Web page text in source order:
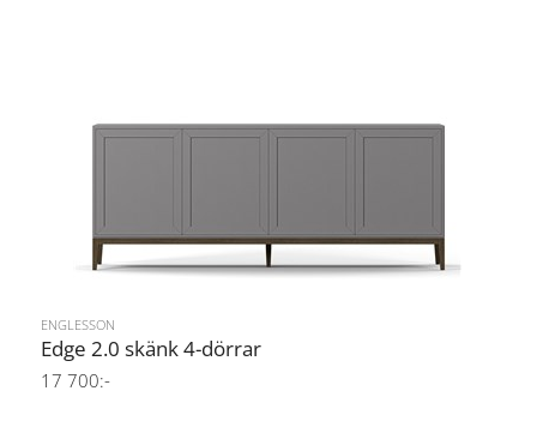
ENGLESSON
Edge 2.0 skänk 4-dörrar
17 700:-